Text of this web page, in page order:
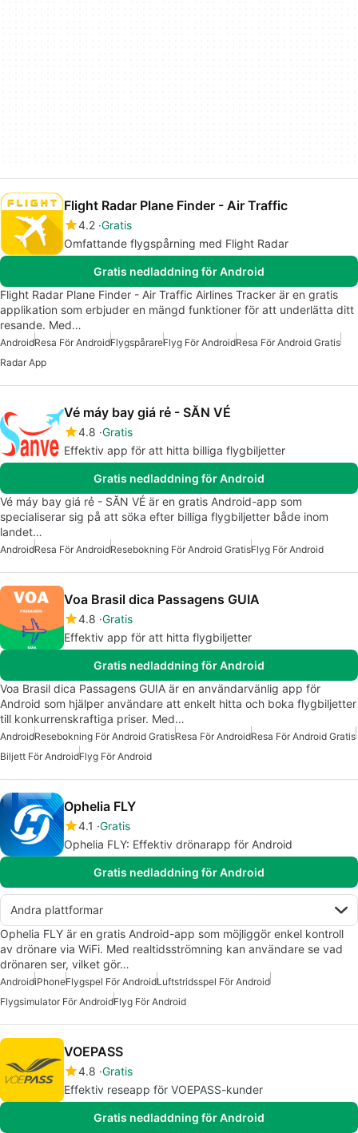
Flight Radar Plane Finder - Air Traffic
4.2 Gratis
Omfattande flygspårning med Flight Radar
Gratis nedladdning för Android
Flight Radar Plane Finder - Air Traffic Airlines Tracker är en gratis
applikation som erbjuder en mängd funktioner för att underlätta ditt
resande. Med…
AndroidResa För AndroidFlygspårareFlyg För AndroidResa För Android Gratis
Radar App
Vé máy bay giá rẻ - SĂN VÉ
4.8 Gratis
Effektiv app för att hitta billiga flygbiljetter
Gratis nedladdning för Android
Vé máy bay giá rẻ - SĂN VÉ är en gratis Android-app som
specialiserar sig på att söka efter billiga flygbiljetter både inom
landet…
AndroidResa För AndroidResebokning För Android GratisFlyg För Android
Voa Brasil dica Passagens GUIA
4.8 Gratis
Effektiv app för att hitta flygbiljetter
Gratis nedladdning för Android
Voa Brasil dica Passagens GUIA är en användarvänlig app för
Android som hjälper användare att enkelt hitta och boka flygbiljetter
till konkurrenskraftiga priser. Med…
AndroidResebokning För Android GratisResa För AndroidResa För Android Gratis
Biljett För AndroidFlyg För Android
Ophelia FLY
4.1 Gratis
Ophelia FLY: Effektiv drönarapp för Android
Gratis nedladdning för Android
Andra plattformar
Ophelia FLY är en gratis Android-app som möjliggör enkel kontroll
av drönare via WiFi. Med realtidsströmning kan användare se vad
drönaren ser, vilket gör…
AndroidiPhoneFlygspel För AndroidLuftstridsspel För Android
Flygsimulator För AndroidFlyg För Android
VOEPASS
4.8 Gratis
Effektiv reseapp för VOEPASS-kunder
Gratis nedladdning för Android